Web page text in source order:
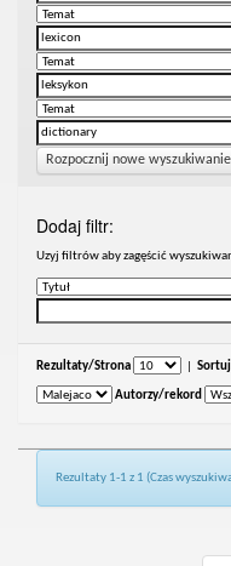
Rozpocznij nowe wyszukiwanie
Dodaj filtr:
Uzyj filtrów aby zagęścić
Rezultaty/Strona
Autorzy/rekord
Rezultaty 1-1 z 1 (Czas